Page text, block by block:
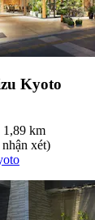
Kyoto
1,89 km
xét)